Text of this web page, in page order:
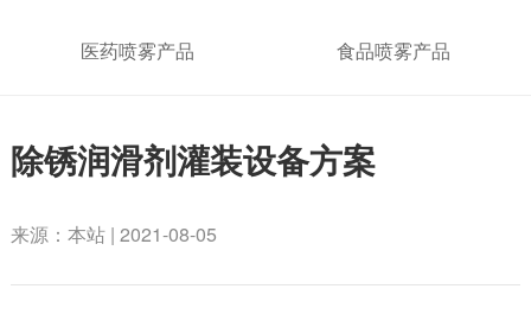
医药喷雾产品 食品喷雾产品
除锈润滑剂灌装设备方案
来源：本站 | 2021-08-05